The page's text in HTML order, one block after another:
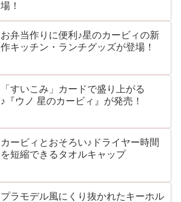
場！
お弁当作りに便利♪星のカービィの新
作キッチン・ランチグッズが登場！
「すいこみ」カードで盛り上がる
♪『ウノ 星のカービィ』が発売！
カービィとおそろい♪ドライヤー時間
を短縮できるタオルキャップ
プラモデル風にくり抜かれたキーホル